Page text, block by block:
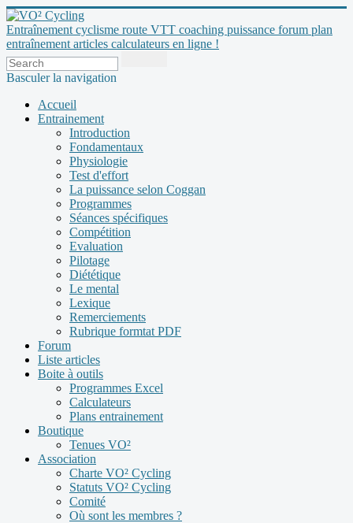
Entraînement cyclisme route VTT coaching puissance forum plan
entraînement articles calculateurs en ligne !
Basculer la navigation
Accueil
Entrainement
Introduction
Fondamentaux
Physiologie
Test d'effort
La puissance selon Coggan
Programmes
Séances spécifiques
Compétition
Evaluation
Pilotage
Diététique
Le mental
Lexique
Remerciements
Rubrique formtat PDF
Forum
Liste articles
Boite à outils
Programmes Excel
Calculateurs
Plans entrainement
Boutique
Tenues VO²
Association
Charte VO² Cycling
Statuts VO² Cycling
Comité
Où sont les membres ?